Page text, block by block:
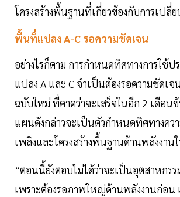
โครงสร้างพื้นฐานที่เกี่ยวข้องกับการเปลี่
พื้นทื่แปลง A-C รอความชัดเจน
อย่างไรก็ตาม การกำหนดทิศทางการใช้
แปลง A และ C จำเป็นต้องรอความชัดเจ
ฉบับใหม่ ที่คาดว่าจะเสร็จในอีก 2 เดือน
แผนดังกล่าวจะเป็นตัวกำหนดทิศทางควา
เพลิงและโครงสร้างพื้นฐานด้านพลังงาน
“ตอนนี้ยังตอบไม่ได้ว่าจะเป็นอุตสาหกร
เพราะต้องรอภาพใหญ่ด้านพลังงานก่อน